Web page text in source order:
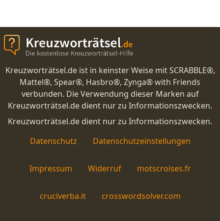
Kreuzworträtsel.de ist in keinster Weise mit SCRABBLE®,
Mattel®, Spear®, Hasbro®, Zynga® with Friends
verbunden. Die Verwendung dieser Marken auf
Kreuzworträtsel.de dient nur zu Informationszwecken.
Kreuzworträtsel.de dient nur zu Informationszwecken.
Datenschutz
Datenschutzeinstellungen
Impressum Widerruf motscroises.fr
cruciverba.it crosswordsolver.com